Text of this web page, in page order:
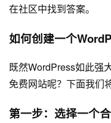
在社区中找到答案。
如何创建一个
既然WordPress如此强
免费网站呢？下面我们
第一步：选择一个